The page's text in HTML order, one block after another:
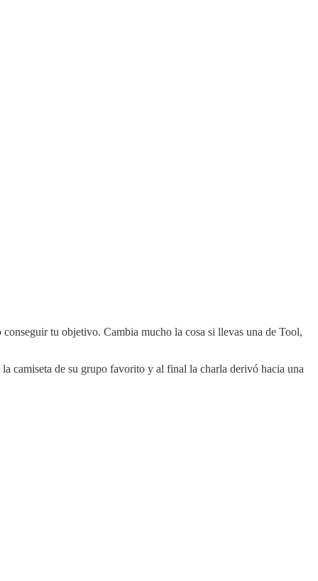
tu objetivo. Cambia mucho la cosa si llevas una de Tool,
camiseta de su grupo favorito y al final la charla derivó hacia una